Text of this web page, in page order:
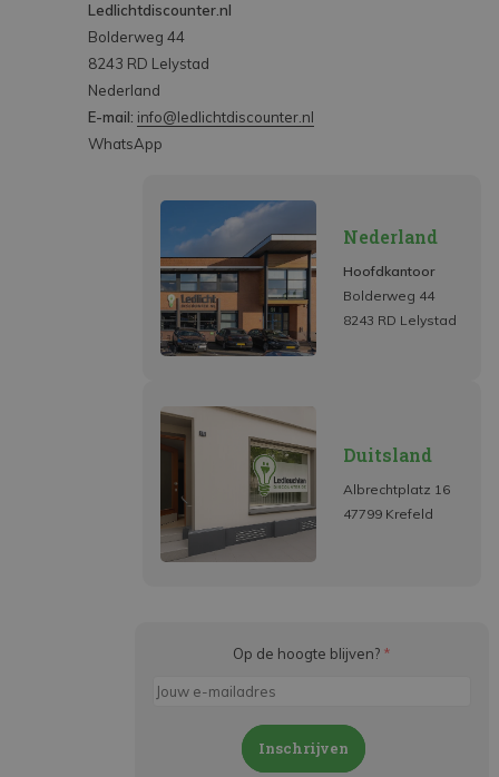
Ledlichtdiscounter.nl
Bolderweg 44
8243 RD Lelystad
Nederland
E-mail: info@ledlichtdiscounter.nl
WhatsApp
Nederland
Hoofdkantoor
Bolderweg 44
8243 RD Lelystad
Duitsland
Albrechtplatz 16
47799 Krefeld
Op de hoogte blijven? *
Inschrijven